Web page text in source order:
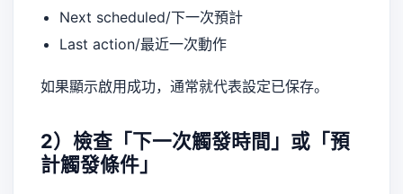
Next scheduled/下一次預計
Last action/最近一次動作
如果顯示啟用成功，通常就代表設定已保存。
2）檢查「下一次觸發時間」或「預
計觸發條件」